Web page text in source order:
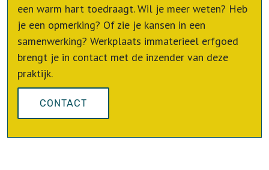
een warm hart toedraagt. Wil je meer weten? Heb
je een opmerking? Of zie je kansen in een
samenwerking? Werkplaats immaterieel erfgoed
brengt je in contact met de inzender van deze
praktijk.
CONTACT